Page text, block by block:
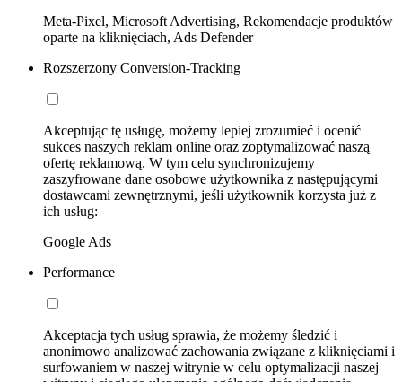
Meta-Pixel, Microsoft Advertising, Rekomendacje produktów
oparte na kliknięciach, Ads Defender
Rozszerzony Conversion-Tracking
Akceptując tę usługę, możemy lepiej zrozumieć i ocenić
sukces naszych reklam online oraz zoptymalizować naszą
ofertę reklamową. W tym celu synchronizujemy
zaszyfrowane dane osobowe użytkownika z następującymi
dostawcami zewnętrznymi, jeśli użytkownik korzysta już z
ich usług:
Google Ads
Performance
Akceptacja tych usług sprawia, że możemy śledzić i
anonimowo analizować zachowania związane z kliknięciami i
surfowaniem w naszej witrynie w celu optymalizacji naszej